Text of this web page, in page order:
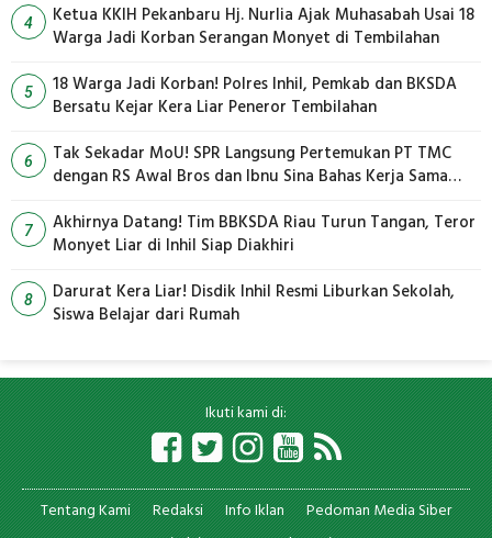
4
Ketua KKIH Pekanbaru Hj. Nurlia Ajak Muhasabah Usai 18
Warga Jadi Korban Serangan Monyet di Tembilahan
5
18 Warga Jadi Korban! Polres Inhil, Pemkab dan BKSDA
Bersatu Kejar Kera Liar Peneror Tembilahan
6
Tak Sekadar MoU! SPR Langsung Pertemukan PT TMC
dengan RS Awal Bros dan Ibnu Sina Bahas Kerja Sama
7
Akhirnya Datang! Tim BBKSDA Riau Turun Tangan, Teror
Monyet Liar di Inhil Siap Diakhiri
8
Darurat Kera Liar! Disdik Inhil Resmi Liburkan Sekolah,
Siswa Belajar dari Rumah
Ikuti kami di:
Tentang Kami Redaksi Info Iklan
Pedoman Media Siber